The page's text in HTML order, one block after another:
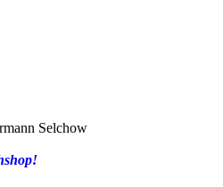
Selchow